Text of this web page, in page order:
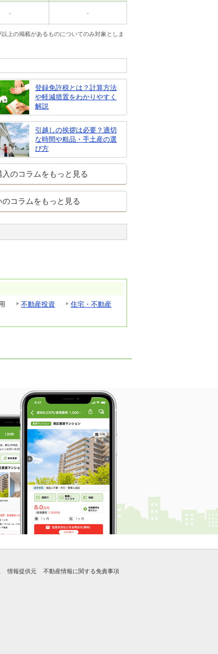
- -
上の掲載があるものについてのみ対象としま
登録免許税とは？計算方法
や軽減措置をわかりやすく
解説
引越しの挨拶は必要？適切
な時間や粗品・手土産の選
び方
入のコラムをもっと見る
のコラムをもっと見る
不動産投資
住宅・不動産
情報提供元 不動産情報に関する免責事項